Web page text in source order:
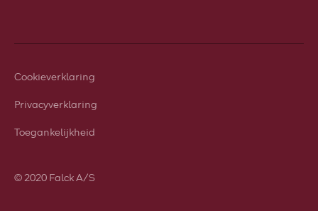
Cookieverklaring
Privacyverklaring
Toegankelijkheid
© 2020 Falck A/S